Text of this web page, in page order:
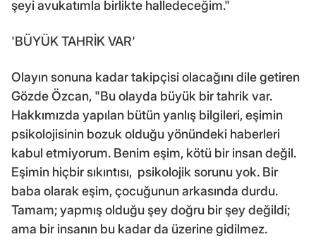
şeyi avukatımla birlikte halledeceğim."
'BÜYÜK TAHRİK VAR'
Olayın sonuna kadar takipçisi olacağını dile getiren
Gözde Özcan, "Bu olayda büyük bir tahrik var.
Hakkımızda yapılan bütün yanlış bilgileri, eşimin
psikolojisinin bozuk olduğu yönündeki haberleri
kabul etmiyorum. Benim eşim, kötü bir insan değil.
Eşimin hiçbir sıkıntısı, psikolojik sorunu yok. Bir
baba olarak eşim, çocuğunun arkasında durdu.
Tamam; yapmış olduğu şey doğru bir şey değildi;
ama bir insanın bu kadar da üzerine gidilmez.